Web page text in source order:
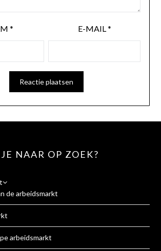
* E-MAIL *
NAAR OP ZOEK?
de arbeidsmarkt
arbeidsmarkt